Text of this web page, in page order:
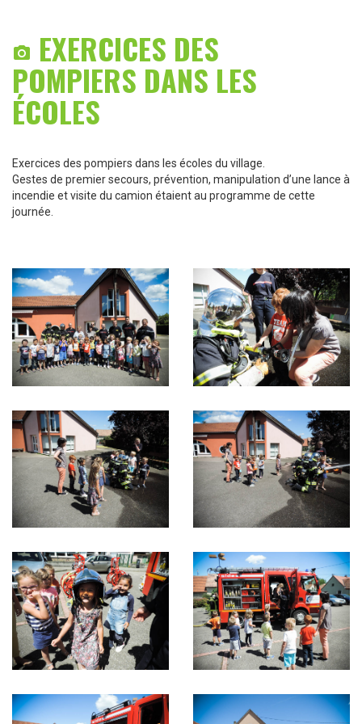
 EXERCICES DES
POMPIERS DANS LES
ÉCOLES
Exercices des pompiers dans les écoles du village.
Gestes de premier secours, prévention, manipulation d’une lance à
incendie et visite du camion étaient au programme de cette
journée.